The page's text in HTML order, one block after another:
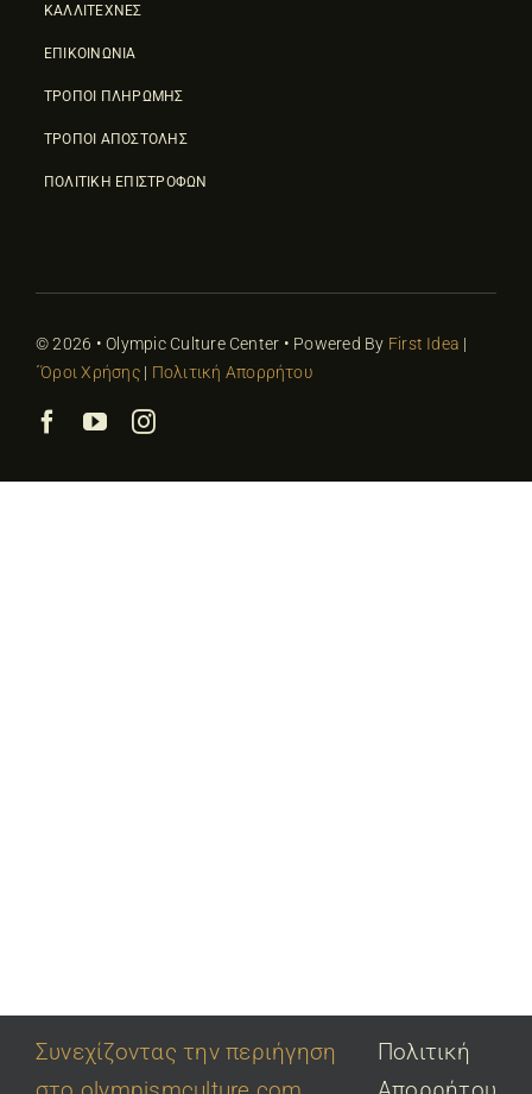
ΚΑΛΛΙΤΕΧΝΕΣ
ΕΠΙΚΟΙΝΩΝΙΑ
ΤΡΟΠΟΙ ΠΛΗΡΩΜΗΣ
ΤΡΟΠΟΙ ΑΠΟΣΤΟΛΗΣ
ΠΟΛΙΤΙΚΗ ΕΠΙΣΤΡΟΦΩΝ
© 2026 • Olympic Culture Center • Powered By First Idea |
΄Όροι Χρήσης| Πολιτική Απορρήτου
Συνεχίζοντας την περιήγηση
Πολιτική